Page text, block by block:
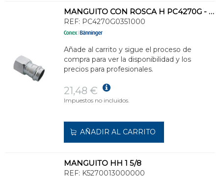
MANGUITO CON ROSCA H PC4270G - 35-1.1/4
REF: PC4270G0351000
Añade al carrito y sigue el proceso de
compra para ver la disponibilidad y los
precios para profesionales.
21,48 €
Impuestos no incluidos.
AÑADIR AL CARRITO
MANGUITO HH 1 5/8
REF: K5270013000000